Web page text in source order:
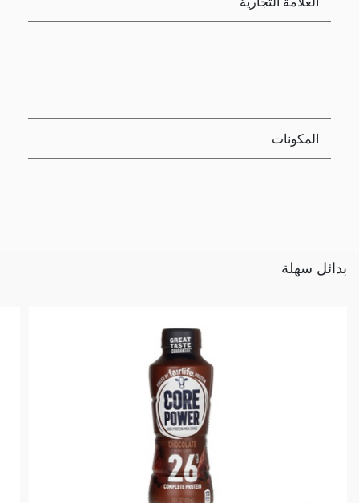
المكونات
بدائل سهلة